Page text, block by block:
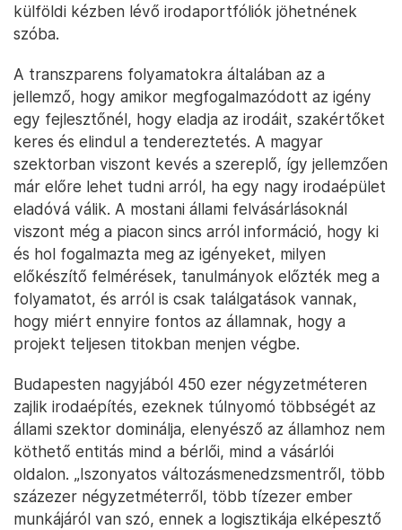
külföldi kézben lévő irodaportfóliók jöhetnének
szóba.
A transzparens folyamatokra általában az a
jellemző, hogy amikor megfogalmazódott az igény
egy fejlesztőnél, hogy eladja az irodáit, szakértőket
keres és elindul a tendereztetés. A magyar
szektorban viszont kevés a szereplő, így jellemzően
már előre lehet tudni arról, ha egy nagy irodaépület
eladóvá válik. A mostani állami felvásárlásoknál
viszont még a piacon sincs arról információ, hogy ki
és hol fogalmazta meg az igényeket, milyen
előkészítő felmérések, tanulmányok előzték meg a
folyamatot, és arról is csak találgatások vannak,
hogy miért ennyire fontos az államnak, hogy a
projekt teljesen titokban menjen végbe.
Budapesten nagyjából 450 ezer négyzetméteren
zajlik irodaépítés, ezeknek túlnyomó többségét az
állami szektor dominálja, elenyésző az államhoz nem
köthető entitás mind a bérlői, mind a vásárlói
oldalon. „Iszonyatos változásmenedzsmentről, több
százezer négyzetméterről, több tízezer ember
munkájáról van szó, ennek a logisztikája elképesztő